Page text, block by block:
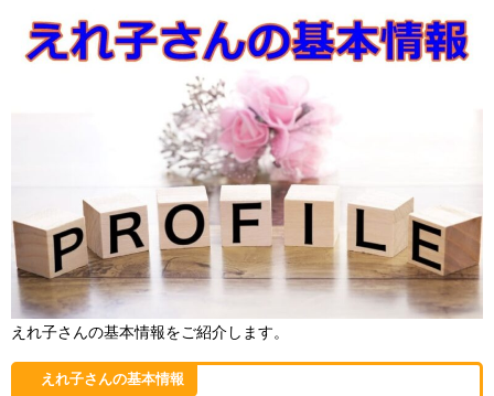
えれ子さんの基本情報をご紹介します。
えれ子さんの基本情報